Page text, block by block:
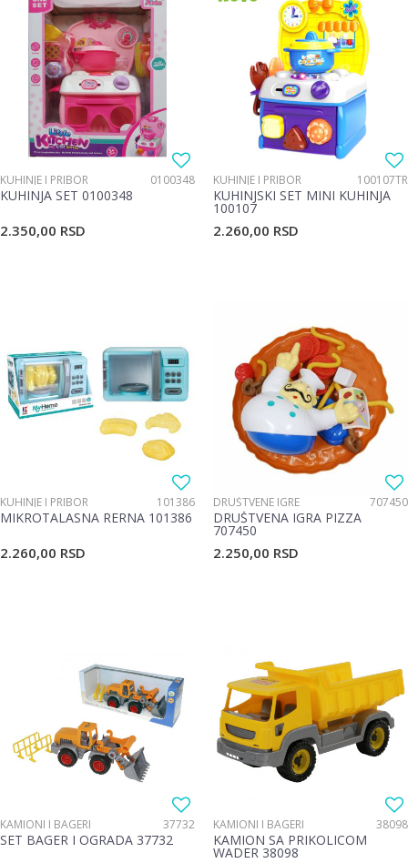
KUHINJE I PRIBOR 0100348
KUHINJA SET 0100348
2.350,00 RSD
KUHINJE I PRIBOR 100107TR
KUHINJSKI SET MINI KUHINJA
100107
2.260,00 RSD
KUHINJE I PRIBOR 101386
MIKROTALASNA RERNA 101386
2.260,00 RSD
DRUŠTVENE IGRE 707450
DRUŠTVENA IGRA PIZZA
707450
2.250,00 RSD
KAMIONI I BAGERI 37732
SET BAGER I OGRADA 37732
KAMIONI I BAGERI 38098
KAMION SA PRIKOLICOM
WADER 38098